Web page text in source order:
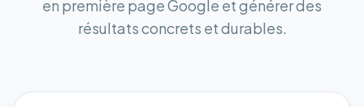
en première page Google et générer des
résultats concrets et durables.